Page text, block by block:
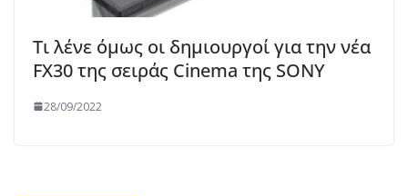
Τι λένε όμως οι δημιουργοί για την νέα
FX30 της σειράς Cinema της SONY
28/09/2022